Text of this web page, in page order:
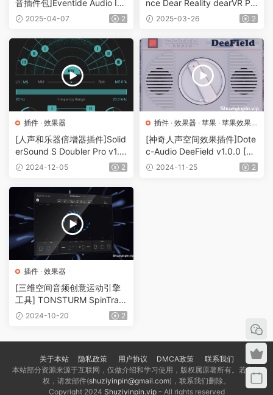
音插件包]Eventide Audio Im
mersive Bundle v2025.04
2025-04-07 2
nce Dear Reality dearVR PR
O 2 v2.1.0 [WiN, MacOSX]
2025-03-26 2
插件 · 效果器
[人声和乐器倍增器插件]Solid
erSound S Doubler Pro v1.0.
0 [WIN]（7.4MB）
2024-12-05 2
插件 · 效果器 · 苹果 · 苹果效果
器
[神奇人声空间效果插件]Dote
c-Audio DeeField v1.0.0 [M
acOSX]（65.33MB）
2024-11-25 2
插件 · 效果器
[三维空间音频创意运动引擎
工具] TONSTURM SpinTrac
er v1.2.0-R2R [WiN]（6.3M
2024-10-20 2
关于本站 隐私政策 用户协议 DMCA政策
联系我们
本站部分资源来源于互联网，仅做介绍和学习使用，版权属原著所有。若有侵
权，请发邮件(shuziyinpin@gmail.com)，联系我们删除。
Copyright 2024 Shuziyinpin.vip- All rights reserved